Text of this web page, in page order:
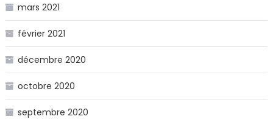
mars 2021
février 2021
décembre 2020
octobre 2020
septembre 2020